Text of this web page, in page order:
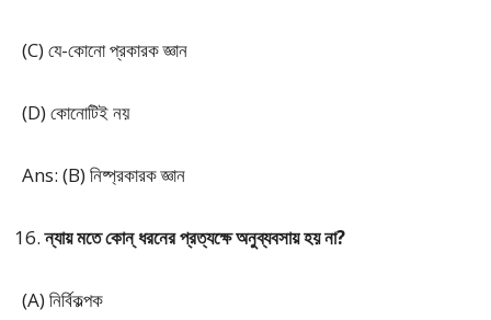
(C) যে-কোনো প্রকারক জ্ঞান
(D) কোনোটিই নয়
Ans: (B) নিষ্প্রকারক জ্ঞান
ন্যায় মতে কোন্ ধরনের প্রত্যক্ষে অনুব্যবসায় হয় না?
(A) নির্বিকল্পক